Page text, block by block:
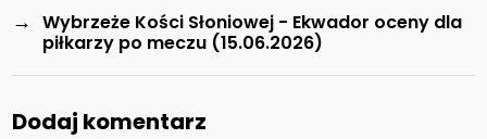
→ Wybrzeże Kości Słoniowej - Ekwador oceny dla
piłkarzy po meczu (15.06.2026)
Dodaj komentarz